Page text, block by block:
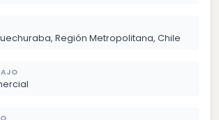
Región Metropolitana, Chile